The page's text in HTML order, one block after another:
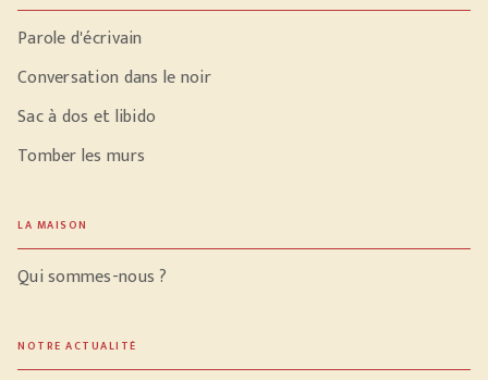
Parole d'écrivain
Conversation dans le noir
Sac à dos et libido
Tomber les murs
LA MAISON
Qui sommes-nous ?
NOTRE ACTUALITÉ